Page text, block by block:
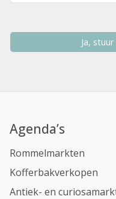
Agenda’s
Rommelmarkten
Kofferbakverkopen
Antiek- en